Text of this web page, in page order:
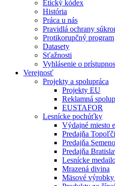
Etický kódex
História
Práca u nás
Pravidlá ochrany
Protikorupčný program
Datasety
Sťažnosti
Vyhlásenie o
Verejnosť
Projekty a spolupráca
Projekty EU
Reklamná
EUSTAFOR
Lesnícke pochúťky
Výdajné miesto
Predajňa
Predajňa
Predajňa
Lesnícke
Mrazená divina
Mäsové